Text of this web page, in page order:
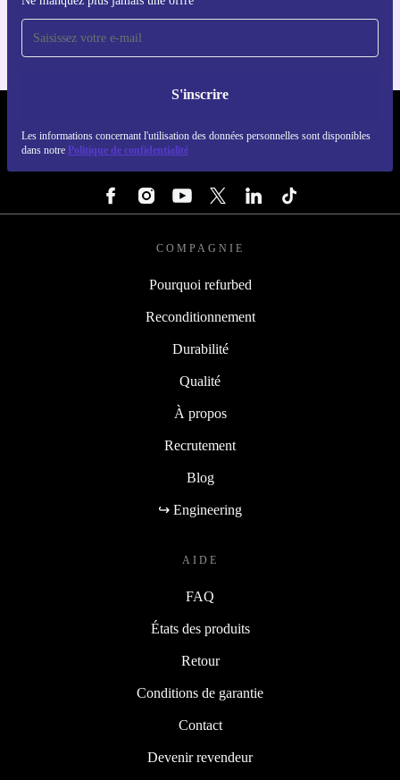
S'inscrire
Les informations concernant l'utilisation des données personnelles sont disponibles
dans notre Politique de confidentialité
Pour iOS et Android
COMPAGNIE
Pourquoi refurbed
Reconditionnement
Durabilité
Qualité
À propos
Recrutement
Blog
↪ Engineering
AIDE
FAQ
États des produits
Retour
Conditions de garantie
Contact
Devenir revendeur